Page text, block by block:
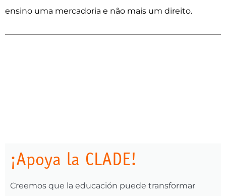
ensino uma mercadoria e não mais um direito.
¡Apoya la CLADE!
Creemos que la educación puede transformar